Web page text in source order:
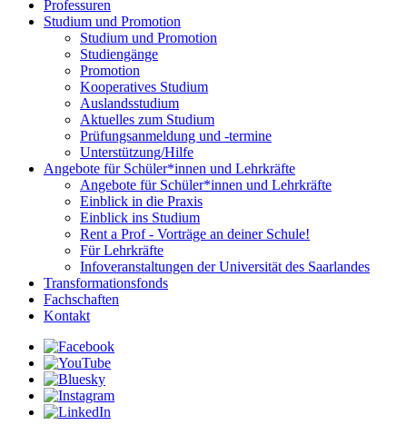
Professuren
Studium und Promotion
Studium und Promotion
Studiengänge
Promotion
Kooperatives Studium
Auslandsstudium
Aktuelles zum Studium
Prüfungsanmeldung und -termine
Unterstützung/Hilfe
Angebote für Schüler*innen und Lehrkräfte
Angebote für Schüler*innen und Lehrkräfte
Einblick in die Praxis
Einblick ins Studium
Rent a Prof - Vorträge an deiner Schule!
Für Lehrkräfte
Infoveranstaltungen der Universität des Saarlandes
Transformationsfonds
Fachschaften
Kontakt